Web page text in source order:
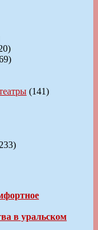
(141)
в уральском